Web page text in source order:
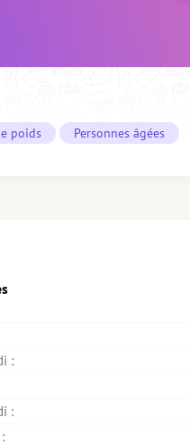
poids
Personnes âgées
:
: